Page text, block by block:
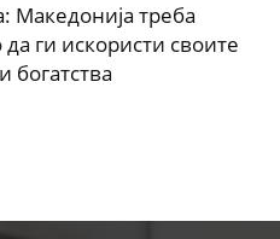
Македонија треба
ги искористи своите
богатства